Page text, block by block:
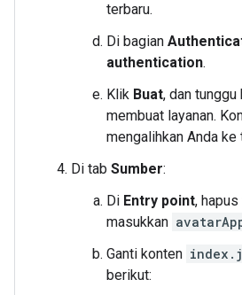
terbaru.
Di bagian
authentication.
Klik Buat, dan tunggu
membuat layanan.
mengalihkan Anda ke
Di tab Sumber:
Di Entry point,
masukkan
Ganti konten
berikut: